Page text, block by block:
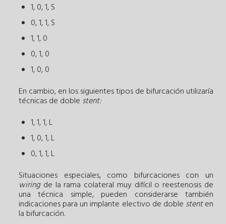
1, 0, 1, S
0, 1, 1, S
1, 1, 0
0, 1, 0
1, 0, 0
En cambio, en los siguientes tipos de bifurcación utilizaría
técnicas de doble stent:
1, 1, 1, L
1, 0, 1, L
0, 1, 1, L
Situaciones especiales, como bifurcaciones con un
wiringde la rama colateral muy difícil o reestenosis de
una técnica simple, pueden considerarse también
indicaciones para un implante electivo de doble stenten
la bifurcación.